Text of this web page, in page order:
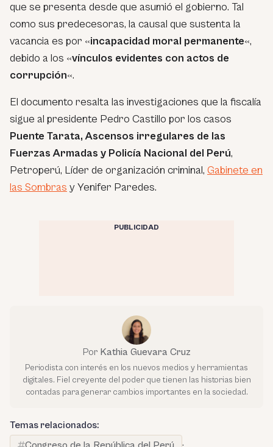
que se presenta desde que asumió el gobierno. Tal
como sus predecesoras, la causal que sustenta la
vacancia es por «incapacidad moral permanente«,
debido a los «vínculos evidentes con actos de
corrupción«.
El documento resalta las investigaciones que la fiscalía
sigue al presidente Pedro Castillo por los casos
Puente Tarata, Ascensos irregulares de las
Fuerzas Armadas y Policía Nacional del Perú,
Petroperú, Líder de organización criminal, Gabinete en
las Sombras y Yenifer Paredes.
PUBLICIDAD
Por Kathia Guevara Cruz
Periodista con interés en los nuevos medios y herramientas
digitales. Fiel creyente del poder que tienen las historias bien
contadas para generar cambios importantes en la sociedad.
Temas relacionados: